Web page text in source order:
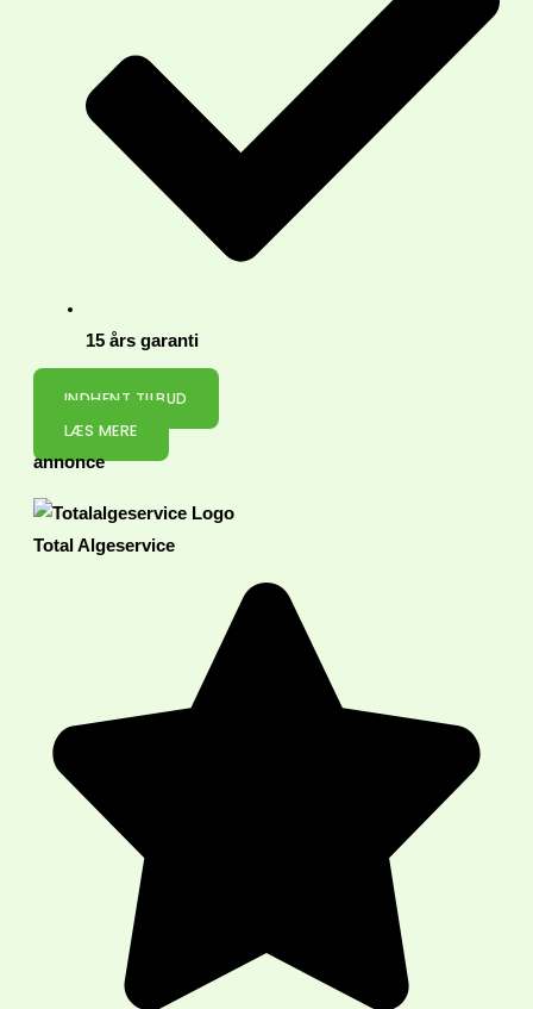
15 års garanti
INDHENT TILBUD
LÆS MERE
annonce
Total Algeservice